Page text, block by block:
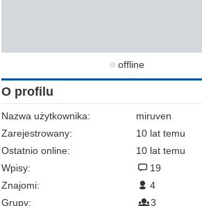
offline
O profilu
Nazwa użytkownika:
miruven
Zarejestrowany:
10 lat temu
Ostatnio online:
10 lat temu
Wpisy:
19
Znajomi:
4
Grupy:
3